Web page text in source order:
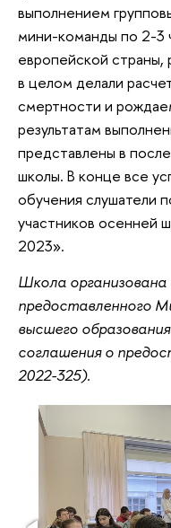
выполнением
мини-команды по 2-3
европейской страны,
в целом делали
смертности и
результатам
представлены в
школы. В конце все
обучения слушатели
участников осенней
2023».
Школа
предоставленного
высшего
соглашения о
2022-325).